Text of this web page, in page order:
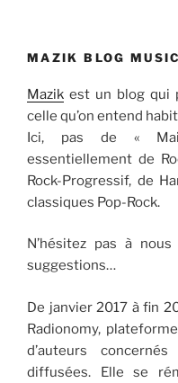
MAZIK BLOG
Mazik est un blog qui
celle qu’on entend
Ici, pas de «
essentiellement de
Rock-Progressif, de
classiques Pop-Rock.
N’hésitez pas à
suggestions…
De janvier 2017 à fin
Radionomy,
d’auteurs
diffusées. Elle se